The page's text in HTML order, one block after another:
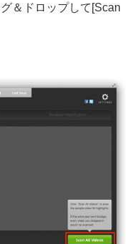
＆ドロップして[Scan